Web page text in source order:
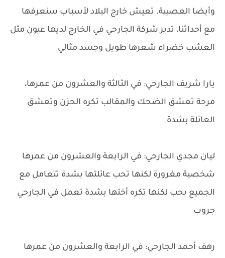
وأيضا العصبية. تعيش خارج البلاد لأسباب سنعرفها
مع أحداثنا، تدير شركة الجارحي في الخارج لديها عيون مثل
العشب خضراء شعرها طويل وجسد مثالي
يارا شريف الجارحي: في الثالثة والعشرون من عمرها،
مرحة تعشق الضحك والمقالب تكره الحزن وتعشق
العائلة بشدة
ليان مجدي الجارحي: في الرابعة والعشرون من عمرها
شخصية مغرورة لكنها تحب عائلتها بشدة تتعامل مع
الجميع بحب لكنها تكره أختها بشدة تعمل في الجارحي
جروب
رهف أحمد الجارحي: في الرابعة والعشرون من عمرها